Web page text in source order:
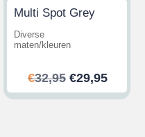
Multi Spot Grey
Diverse
maten/kleuren
€32,95
Preis
€29,95
Preis